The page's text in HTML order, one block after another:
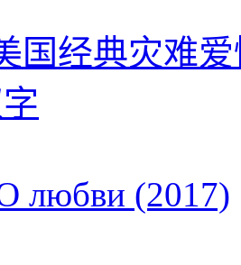
国经典灾难
любви (2017)